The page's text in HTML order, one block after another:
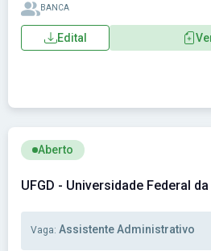
BANCA
Edital
Ver concurso: UFGD -
Aberto
UFGD - Universidade Federal
Vaga: Assistente Administrativo